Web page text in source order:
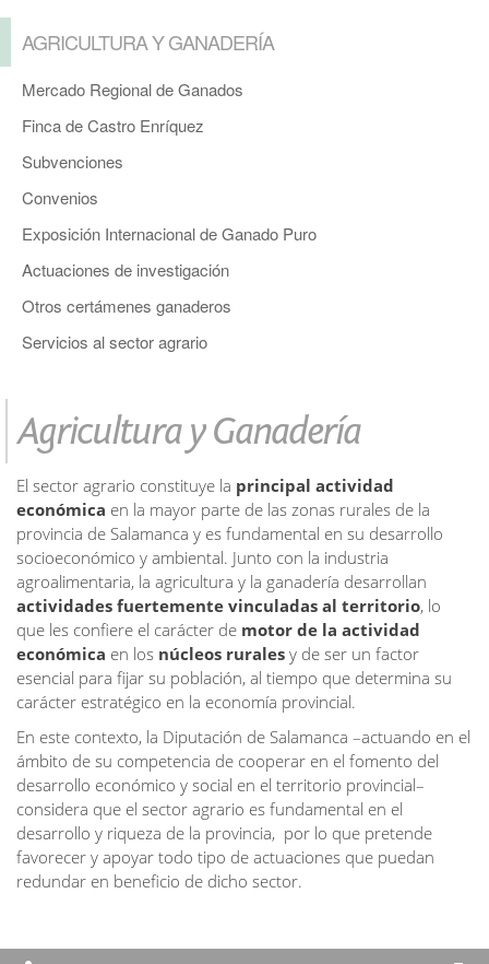
AGRICULTURA Y GANADERÍA
Mercado Regional de Ganados
Finca de Castro Enríquez
Subvenciones
Convenios
Exposición Internacional de Ganado Puro
Actuaciones de investigación
Otros certámenes ganaderos
Servicios al sector agrario
Agricultura y Ganadería
El sector agrario constituye la principal actividad
económica en la mayor parte de las zonas rurales de la
provincia de Salamanca y es fundamental en su desarrollo
socioeconómico y ambiental. Junto con la industria
agroalimentaria, la agricultura y la ganadería desarrollan
actividades fuertemente vinculadas al territorio, lo
que les confiere el carácter de motor de la actividad
económica en los núcleos ruralesy de ser un factor
esencial para fijar su población, al tiempo que determina su
carácter estratégico en la economía provincial.
En este contexto, la Diputación de Salamanca –actuando en el
ámbito de su competencia de cooperar en el fomento del
desarrollo económico y social en el territorio provincial–
considera que el sector agrario es fundamental en el
desarrollo y riqueza de la provincia, por lo que pretende
favorecer y apoyar todo tipo de actuaciones que puedan
redundar en beneficio de dicho sector.